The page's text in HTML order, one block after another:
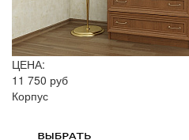
ЦЕНА:
11 750 руб
Корпус